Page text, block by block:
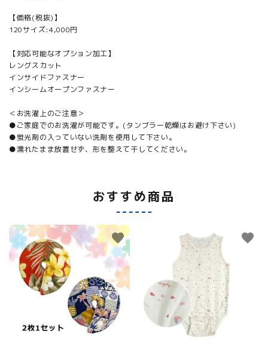
【価格(税抜)】
120サイズ:4,000円
【対応可能なオプション加工】
レングスカット
インサイドファスナー
インシームオープンファスナー
＜お洗濯上のご注意＞
●ご家庭でのお洗濯が可能です。(タンブラー乾燥はお避け下さい)
●蛍光剤の入っていない洗剤を使用して下さい。
●濡れたまま放置せず、形を整えて干してください。
おすすめ商品
favorite favorite